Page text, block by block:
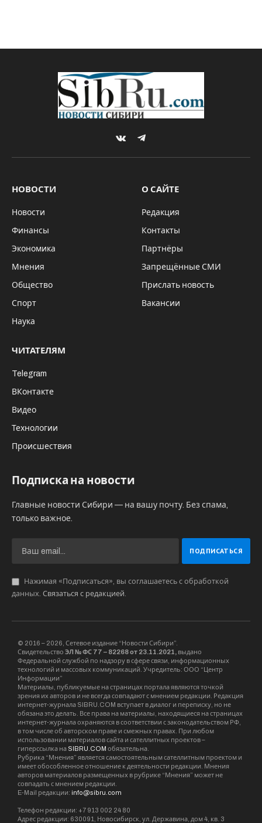
VKontakteTelegram
НОВОСТИ
Новости
Финансы
Экономика
Мнения
Общество
Спорт
Наука
О САЙТЕ
Редакция
Контакты
Партнёры
Запрещённые СМИ
Прислать новость
Вакансии
ЧИТАТЕЛЯМ
Telegram
ВКонтакте
Видео
Технологии
Происшествия
Подписка на новости
Главные новости Сибири — на вашу почту. Без спама,
только важное.
Нажимая «Подписаться», вы соглашаетесь с обработкой
данных. Связаться с редакцией.
© 2016 – 2026, Сетевое издание “Новости Сибири”.
Свидетельство ЭЛ № ФС 77 – 82268 от 23.11.2021, выдано
Федеральной службой по надзору в сфере связи, информационных
технологий и массовых коммуникаций. Учредитель: ООО “Центр
Информации”
Материалы, публикуемые на страницах портала являются точкой
зрения их авторов и не всегда совпадают с мнением редакции. Редакция
интернет-журнала SIBRU.COM вступает в диалог и переписку, но не
обязана это делать. Все права на материалы, находящиеся на страницах
интернет-журнала охраняются в соответствии с законодательством РФ,
в том числе об авторском праве и смежных правах. При любом
использовании материалов сайта и сателлитных проектов –
гиперссылка на SIBRU.COM обязательна.
Рубрика “Мнения” является самостоятельным сателлитным проектом и
имеет обособленное отношение к деятельности редакции. Мнения
авторов материалов размещенных в рубрике “Мнения” может не
совпадать с мнением редакции.
E-Mail редакции: info@sibru.com
Телефон редакции: +7 913 002 24 80
Адрес редакции: 630091, Новосибирск, ул. Державина, дом 4, кв. 3